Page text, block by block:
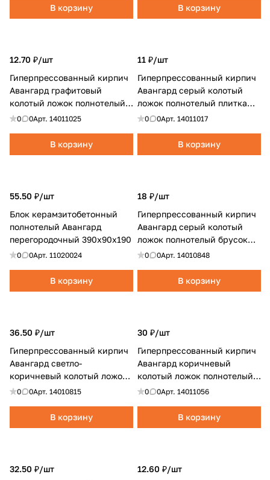
В корзину В корзину
12.70 ₽/шт
Гиперпрессованный кирпич
Авангард графитовый
колотый ложок полнотелый
плитка фасадная
0 0Арт. 14011025
В корзину
11 ₽/шт
Гиперпрессованный кирпич
Авангард серый колотый
ложок полнотелый плитка
фасадная
0 0Арт. 14011017
В корзину
55.50 ₽/шт
Блок керамзитобетонный
полнотелый Авангард
перегородочный 390х90х190
0 0Арт. 11020024
В корзину
18 ₽/шт
Гиперпрессованный кирпич
Авангард серый колотый
ложок полнотелый брусок
0.5НФ
0 0Арт. 14010848
В корзину
36.50 ₽/шт
Гиперпрессованный кирпич
Авангард светло-
коричневый колотый ложок,
тычок полнотелый
0 0Арт. 14010815
В корзину
30 ₽/шт
Гиперпрессованный кирпич
Авангард коричневый
колотый ложок полнотелый
плитка цокольная
0 0Арт. 14011056
В корзину
32.50 ₽/шт
12.60 ₽/шт